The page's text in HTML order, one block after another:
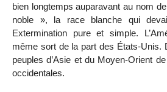
bien longtemps auparavant au nom
noble », la race blanche qui
Extermination pure et simple.
même sort de la part des États-Unis.
peuples d’Asie et du Moyen-Orient
occidentales.